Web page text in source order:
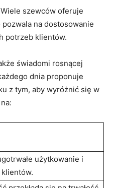
Wiele szewców oferuje
pozwala na dostosowanie
potrzeb klientów.
świadomi rosnącej
dnia proponuje
z tym, aby wyróżnić się w
użytkowanie i